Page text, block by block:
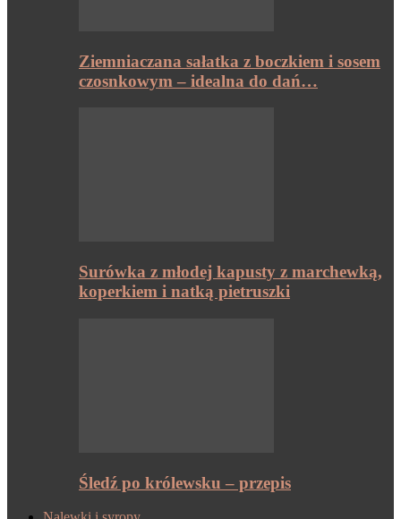
Ziemniaczana sałatka z boczkiem i sosem
czosnkowym – idealna do dań…
Surówka z młodej kapusty z marchewką,
koperkiem i natką pietruszki
Śledź po królewsku – przepis